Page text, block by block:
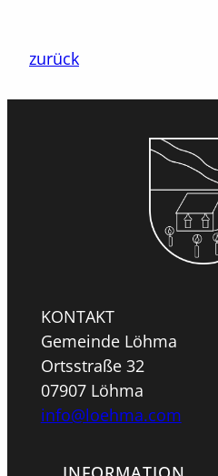
zurück
KONTAKT
Gemeinde Löhma
Ortsstraße 32
07907 Löhma
info@loehma.com